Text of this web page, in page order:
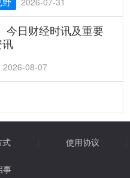
今日财经时讯及重要
2026-08-07
式 使用协议
事